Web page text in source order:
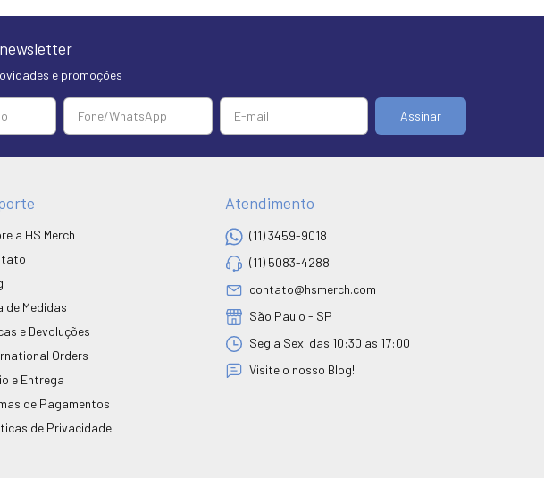
e promoções
a HS Merch
de Medidas
e Devoluções
Orders
e Entrega
de Pagamentos
de Privacidade
Atendimento
(11) 3459-9018
(11) 5083-4288
contato@hsmerch.com
São Paulo - SP
Seg a Sex. das 10:30 as 17:00
Visite o nosso Blog!